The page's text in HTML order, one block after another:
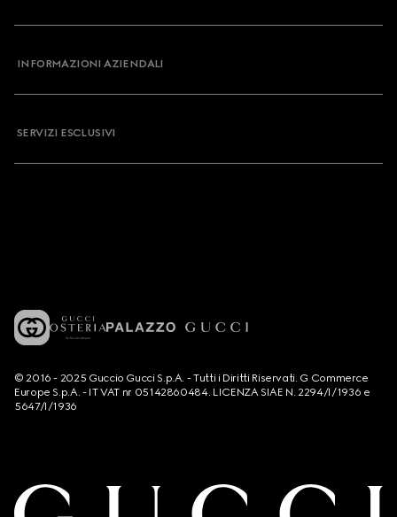
INFORMAZIONI AZIENDALI
SERVIZI ESCLUSIVI
© 2016 - 2025 Guccio Gucci S.p.A. - Tutti i Diritti Riservati. G Commerce
Europe S.p.A. - IT VAT nr 05142860484. LICENZA SIAE N. 2294/I/1936 e
5647/I/1936